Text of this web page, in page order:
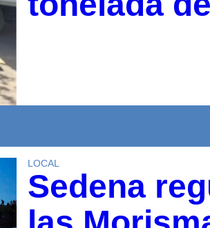
LOCAL
Sedena